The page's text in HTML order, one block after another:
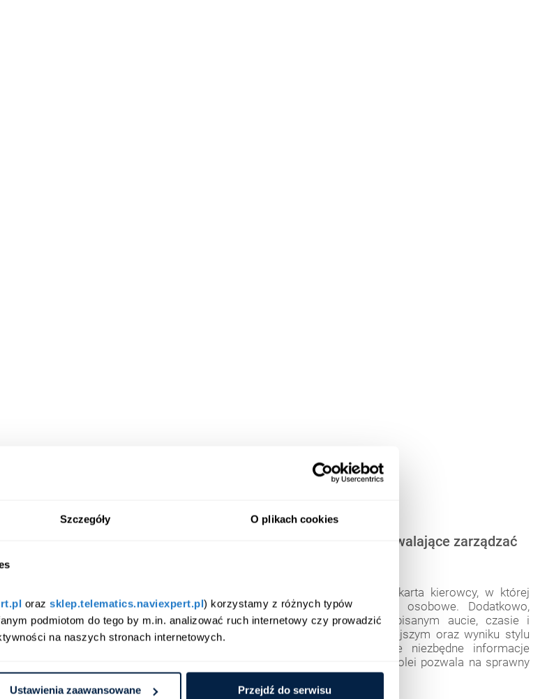
Szczegóły O plikach cookies
oraz sklep.telematics.naviexpert.pl) korzystamy z różnych typów
podmiotom do tego by m.in. analizować ruch internetowy czy prowadzić
na naszych stronach internetowych.
Ustawienia zaawansowane Przejdź do serwisu
Karty kierowców - narzędzie pozwalające zarządzać
Każdemu kierowcy przydzielona jest karta kierowcy, w której
zawarte są jego podstawowe dane osobowe. Dodatkowo,
znajdują się tam informacje o przypisanym aucie, czasie i
kilometrach pokonanych w dniu dzisiejszym oraz wyniku stylu
jazdy z ostatnich 30 dni. Wszystkie niezbędne informacje
znajdują się w jednym miejscu, co z kolei pozwala na sprawny
monitoring floty.